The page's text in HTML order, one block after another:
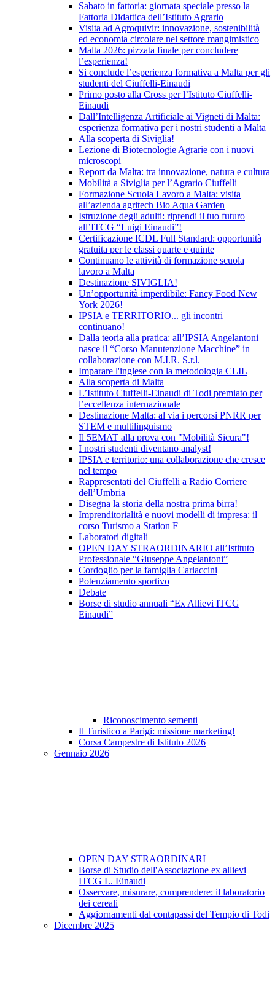
Sabato in fattoria: giornata speciale presso la
Fattoria Didattica dell’Istituto Agrario
Visita ad Agroquivir: innovazione, sostenibilità
ed economia circolare nel settore mangimistico
Malta 2026: pizzata finale per concludere
l’esperienza!
Si conclude l’esperienza formativa a Malta per gli
studenti del Ciuffelli-Einaudi
Primo posto alla Cross per l’Istituto Ciuffelli-
Einaudi
Dall’Intelligenza Artificiale ai Vigneti di Malta:
esperienza formativa per i nostri studenti a Malta
Alla scoperta di Siviglia!
Lezione di Biotecnologie Agrarie con i nuovi
microscopi
Report da Malta: tra innovazione, natura e cultura
Mobilità a Siviglia per l’Agrario Ciuffelli
Formazione Scuola Lavoro a Malta: visita
all’azienda agritech Bio Aqua Garden
Istruzione degli adulti: riprendi il tuo futuro
all’ITCG “Luigi Einaudi”!
Certificazione ICDL Full Standard: opportunità
gratuita per le classi quarte e quinte
Continuano le attività di formazione scuola
lavoro a Malta
Destinazione SIVIGLIA!
Un’opportunità imperdibile: Fancy Food New
York 2026!
IPSIA e TERRITORIO... gli incontri
continuano!
Dalla teoria alla pratica: all’IPSIA Angelantoni
nasce il “Corso Manutenzione Macchine” in
collaborazione con M.I.R. S.r.l.
Imparare l'inglese con la metodologia CLIL
Alla scoperta di Malta
L’Istituto Ciuffelli-Einaudi di Todi premiato per
l’eccellenza internazionale
Destinazione Malta: al via i percorsi PNRR per
STEM e multilinguismo
Il 5EMAT alla prova con "Mobilità Sicura"!
I nostri studenti diventano analyst!
IPSIA e territorio: una collaborazione che cresce
nel tempo
Rappresentati del Ciuffelli a Radio Corriere
dell’Umbria
Disegna la storia della nostra prima birra!
Imprenditorialità e nuovi modelli di impresa: il
corso Turismo a Station F
Laboratori digitali
OPEN DAY STRAORDINARIO all’Istituto
Professionale “Giuseppe Angelantoni”
Cordoglio per la famiglia Carlaccini
Potenziamento sportivo
Debate
Borse di studio annuali “Ex Allievi ITCG
Einaudi”
Riconoscimento sementi
Il Turistico a Parigi: missione marketing!
Corsa Campestre di Istituto 2026
Gennaio 2026
OPEN DAY STRAORDINARI
Borse di Studio dell'Associazione ex allievi
ITCG L. Einaudi
Osservare, misurare, comprendere: il laboratorio
dei cereali
Aggiornamenti dal contapassi del Tempio di Todi
Dicembre 2025